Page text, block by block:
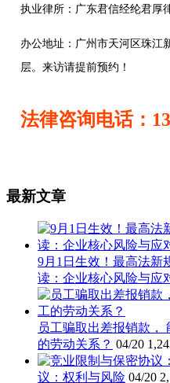
执业律所：广东君信经纶君厚
办公地址： 广州市天河区珠江
层。来访请提前预约！
法律咨询电话：
最新文章
9月1日生效！最高法新
读：企业核心风险与应
员工骗取出差报销款，
的劳动关系？ 04/20
议：权利与风险 04/20